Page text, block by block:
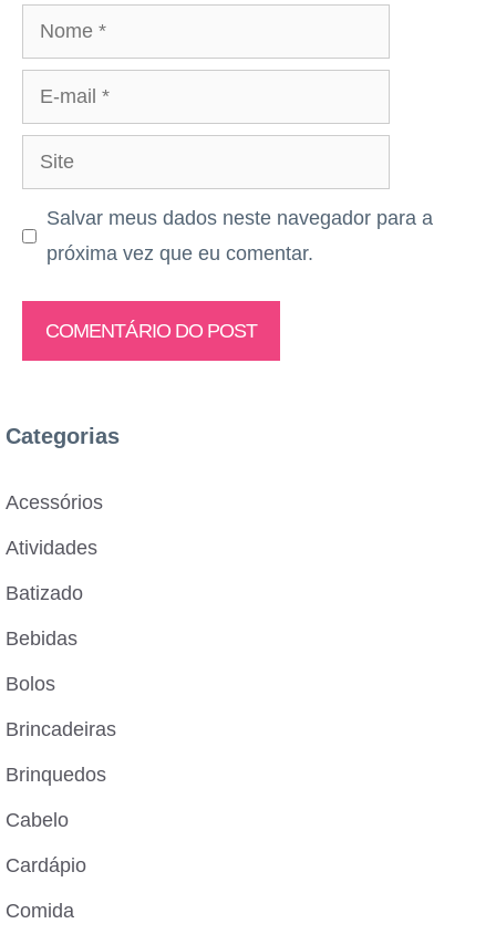
Nome
mail
Site
Salvar meus dados neste navegador para a
próxima vez que eu comentar.
Categorias
Acessórios
Atividades
Batizado
Bebidas
Bolos
Brincadeiras
Brinquedos
Cabelo
Cardápio
Comida